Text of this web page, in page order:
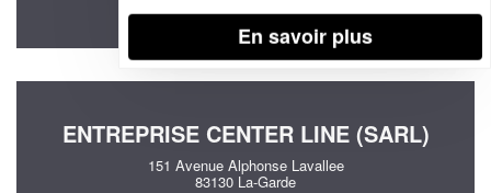
ENTREPRISE CENTER LINE (SARL)
151 Avenue Alphonse Lavallee
83130 La-Garde
En savoir plus